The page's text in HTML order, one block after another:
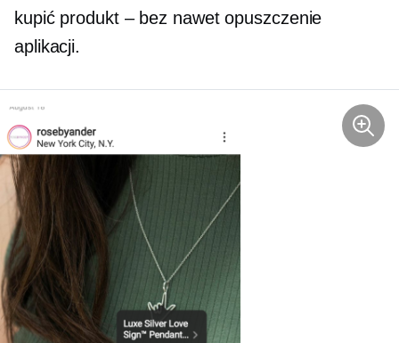
kupić produkt – bez nawet opuszczenie
aplikacji.